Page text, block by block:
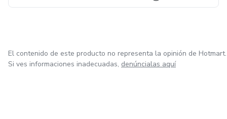
El contenido de este producto no representa la opinión de Hotmart.
Si ves informaciones inadecuadas, denúncialas aquí